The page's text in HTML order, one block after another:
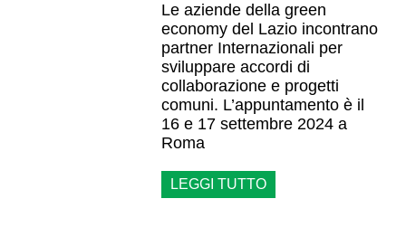
Le aziende della green
economy del Lazio incontrano
partner Internazionali per
sviluppare accordi di
collaborazione e progetti
comuni. L’appuntamento è il
16 e 17 settembre 2024 a
Roma
LEGGI TUTTO